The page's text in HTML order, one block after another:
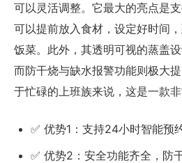
可以灵活调整。它最大的亮点是
可以提前放入食材，设定好时间
饭菜。此外，其透明可视的蒸盖
而防干烧与缺水报警功能则极大
于忙碌的上班族来说，这是一款非
✅ 优势1：支持24小时智能预
✅ 优势2：安全功能齐全，防